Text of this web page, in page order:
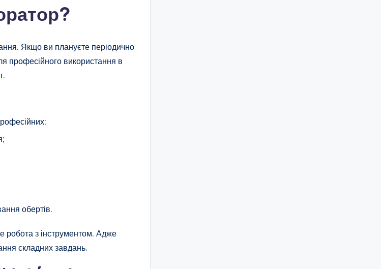
Якщо ви плануєте періодично
професійного використання в
обертів.
робота з інструментом. Адже
складних завдань.